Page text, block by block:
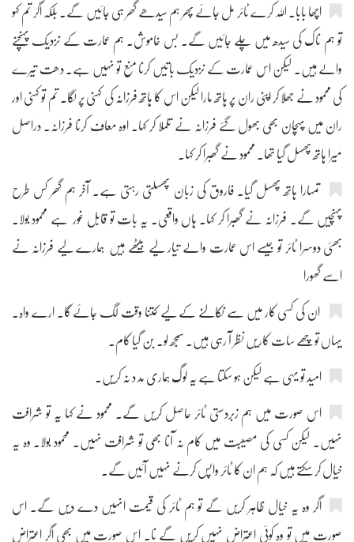
اچھا بابا۔ اللہ کرے ٹائر مل جائے پھر ہم سیدھے گھر ہی جائیں گے۔ بلکہ اگر تم کہو
تو ہم ناک کی سیدھ میں چلے جائیں گے۔ بس خاموش۔ ہم عمارت کے نزدیک پہنچنے
والے ہیں۔ لیکن اس عمارت کے نزدیک باتیں کرنا منع تو نہیں ہے۔ دھت تیرے
کی محمود نے جھلا کر اپنی ران پر ہاتھ مارا لیکن اس کا ہاتھ فرزانہ کی کہنی پر لگا۔ تم تو کہنی اور
ران میں پہچان بھی بھول گئے فرزانہ نے تلملا کر کہا۔ اوہ معاف کرنا فرزانہ۔ دراصل
میرا ہاتھ پھسل گیا تھا۔ محمود نے گھبرا کر کہا۔
تمہارا ہاتھ پھسل گیا۔ فاروق کی زبان پھسلتی رہتی ہے۔ آخر ہم گھر کس طرح
پہنچیں گے۔ فرزانہ نے گھبرا کر کہا۔ ہاں واقعی۔ یہ بات تو قابل غور ہے محمود بولا۔
بھئی دوسرا ٹائر تو جیسے اس عمارت والے تیار لیے بیٹھے ہیں ہمارے لیے فرزانہ نے
اسے گھورا
ان کی کسی کار میں سے نکالنے کے لیے کتنا وقت لگ جائے گا۔ ارے واہ۔
یہاں تو چھے سات کاریں نظر آ رہی ہیں۔ سمجھ لو۔ بن گیا کام۔
امید تو یہی ہے لیکن ہو سکتا ہے یہ لوگ ہماری مد د نہ کریں۔
اس صورت میں ہم زبردستی ٹائر حاصل کریں گے۔ محمود نے کہا یہ تو شرافت
نہیں۔ لیکن کسی کی مصیبت میں کام نہ آنا بھی تو شرافت نہیں۔ محمود بولا۔ وہ یہ
خیال کر سکتے ہیں کہ ہم ان کا ٹائر واپس کرنے نہیں آئیں گے۔
اگر وہ یہ خیال ظاہر کریں گے تو ہم ٹائر کی قیمت انہیں دے دیں گے۔ اس
صورت میں تو وہ کوئی اعتراض نہیں کریں گے نا۔ اس صورت میں بھی اگر اعتراض